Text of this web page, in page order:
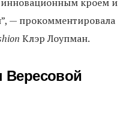
— прокомментировала
Клэр Лоупман.